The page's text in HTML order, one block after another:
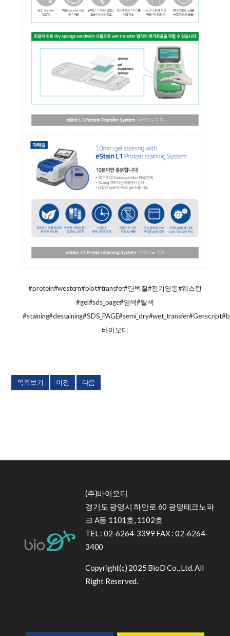
#protein#western#blot#transfer#단백질#전기영동#웨스턴
#gel#sds_page#염색#탈색
#staining#destaining#SDS_PAGE#semi_dry#wet_transfer#Genscript
바이오디
목록보기 이전 다음
(주)바이오디
경기도 광명시 하안로 60 광명테크노파
크 A동 1101호, 1102호
TEL : 02-6264-3399 FAX : 02-6264-
3400
Copyright(c) 2025 BioD Co., Ltd. All
Right Reserved.